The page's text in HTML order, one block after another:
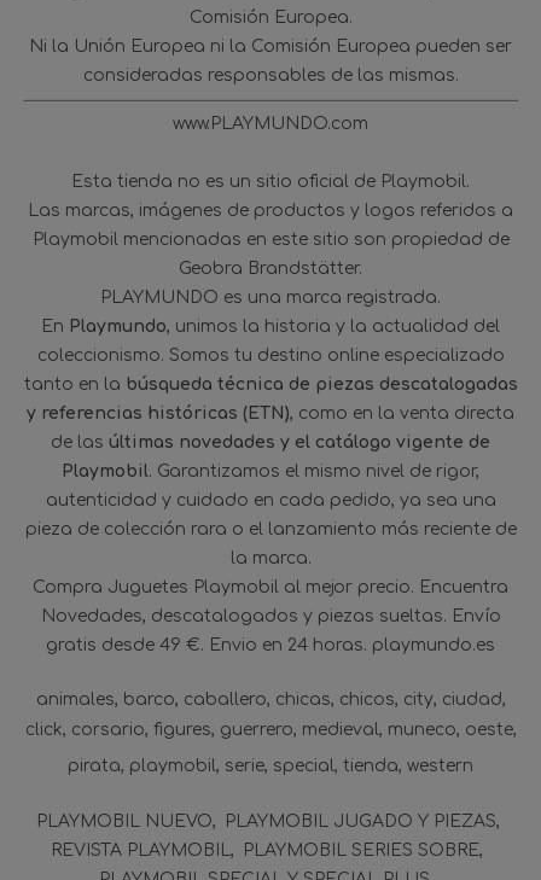
Comisión Europea.
Ni la Unión Europea ni la Comisión Europea pueden ser
consideradas responsables de las mismas.
www.PLAYMUNDO.com
Esta tienda no es un sitio oficial de Playmobil.
Las marcas, imágenes de productos y logos referidos a
Playmobil mencionadas en este sitio son propiedad de
Geobra Brandstätter.
PLAYMUNDO es una marca registrada.
En Playmundo, unimos la historia y la actualidad del
coleccionismo. Somos tu destino online especializado
tanto en la búsqueda técnica de piezas descatalogadas
y referencias históricas (ETN), como en la venta directa
de las últimas novedades y el catálogo vigente de
Playmobil. Garantizamos el mismo nivel de rigor,
autenticidad y cuidado en cada pedido, ya sea una
pieza de colección rara o el lanzamiento más reciente de
la marca.
Compra Juguetes Playmobil al mejor precio. Encuentra
Novedades, descatalogados y piezas sueltas. Envío
gratis desde 49 €. Envio en 24 horas. playmundo.es
animales barco caballero chicas chicos city ciudad
click corsario figures guerrero medieval muneco oeste
pirata playmobil serie special tienda western
PLAYMOBIL NUEVO
PLAYMOBIL JUGADO Y PIEZAS
REVISTA PLAYMOBIL
PLAYMOBIL SERIES SOBRE